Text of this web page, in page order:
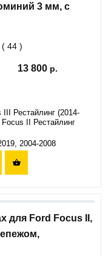
3 мм, с
44 )
13 800
III Рестайлинг (2014-
II Рестайлинг
2004-2008

для Ford Focus II,